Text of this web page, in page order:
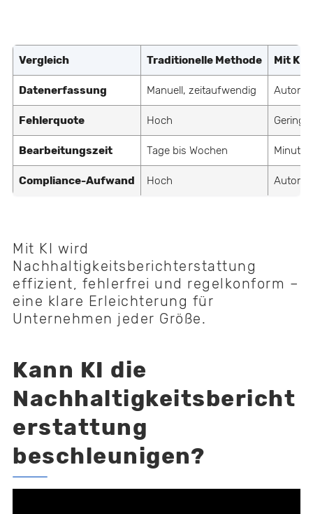
Vergleich Traditionelle Methode Mit KI
Datenerfassung Manuell, zeitaufwendig
Fehlerquote Hoch Gering
Bearbeitungszeit Tage bis Wochen Minuten
Compliance-Aufwand Hoch
Mit KI wird
Nachhaltigkeitsberichterstattung
effizient, fehlerfrei und regelkonform –
eine klare Erleichterung für
Unternehmen jeder Größe.
Kann KI die
Nachhaltigkeitsbericht
erstattung
beschleunigen?